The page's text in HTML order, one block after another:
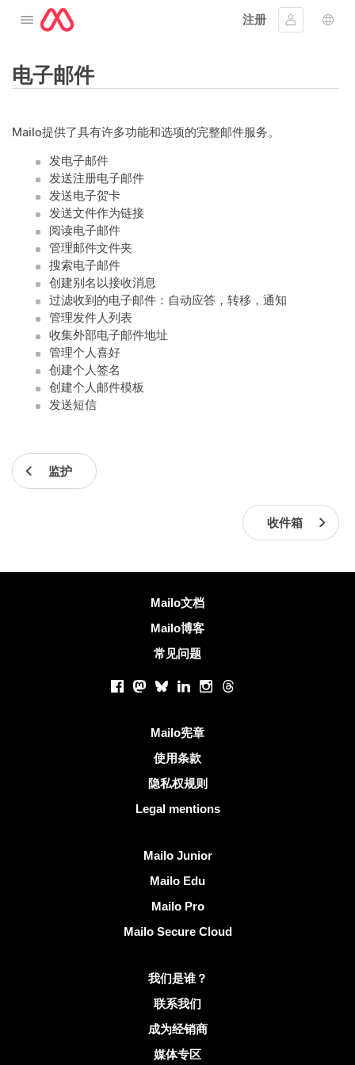
打开菜单
注册
登入 语言
电子邮件
Mailo提供了具有许多功能和选项的完整邮件服务。
发电子邮件
发送注册电子邮件
发送电子贺卡
发送文件作为链接
阅读电子邮件
管理邮件文件夹
搜索电子邮件
创建别名以接收消息
过滤收到的电子邮件：自动应答，转移，通知
管理发件人列表
收集外部电子邮件地址
管理个人喜好
创建个人签名
创建个人邮件模板
发送短信
监护
收件箱
Mailo文档
Mailo博客
常见问题
Facebook
Mastodon
BlueskyLinkedInInstagram
Threads
Mailo宪章
使用条款
隐私权规则
Legal mentions
Mailo Junior
Mailo Edu
Mailo Pro
Mailo Secure Cloud
我们是谁？
联系我们
成为经销商
媒体专区